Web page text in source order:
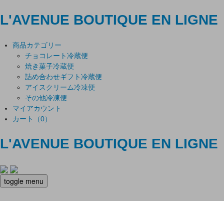
L'AVENUE BOUTIQUE EN LIGNE
商品カテゴリー
チョコレート冷蔵便
焼き菓子冷蔵便
詰め合わせギフト冷蔵便
アイスクリーム冷凍便
その他冷凍便
マイアカウント
カート（0）
L'AVENUE BOUTIQUE EN LIGNE
toggle menu